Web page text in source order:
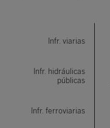
Infr. viarias
Infr. hidráulicas
públicas
Infr. ferroviarias